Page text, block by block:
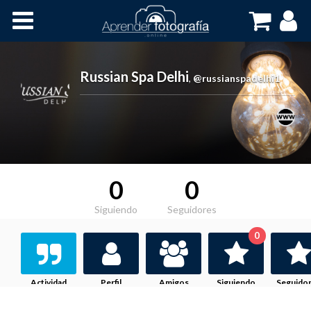
Russian Spa Delhi, @russianspadelhi1
0
Siguiendo
0
Seguidores
Actividad Perfil Amigos Siguiendo
0